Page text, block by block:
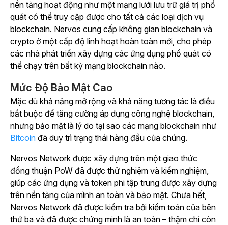
nền tảng hoạt động như một mạng lưới lưu trữ giá trị phổ
quát có thể truy cập được cho tất cả các loại dịch vụ
blockchain. Nervos cung cấp không gian blockchain và
crypto ở một cấp độ linh hoạt hoàn toàn mới, cho phép
các nhà phát triển xây dựng các ứng dụng phổ quát có
thể chạy trên bất kỳ mạng blockchain nào.
Mức Độ Bảo Mật Cao
Mặc dù khả năng mở rộng và khả năng tương tác là điều
bắt buộc để tăng cường áp dụng công nghệ blockchain,
nhưng bảo mật là lý do tại sao các mạng blockchain như
Bitcoin đã duy trì trạng thái hàng đầu của chúng.
Nervos Network được xây dựng trên một giao thức
đồng thuận PoW đã được thử nghiệm và kiểm nghiệm,
giúp các ứng dụng và token phi tập trung được xây dựng
trên nền tảng của mình an toàn và bảo mật. Chưa hết,
Nervos Network đã được kiểm tra bởi kiểm toán của bên
thứ ba và đã được chứng minh là an toàn – thậm chí còn